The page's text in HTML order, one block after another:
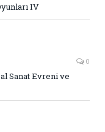
IV
0
Sanat Evreni ve